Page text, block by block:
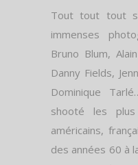
Tout tout tout
immenses
Bruno Blum,
Danny Fields,
Dominique
shooté les
américains,
des années 60 à